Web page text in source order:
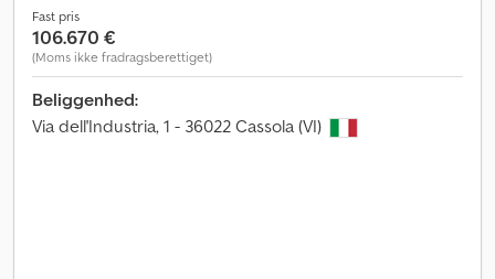
Fast pris
106.670 €
(Moms ikke fradragsberettiget)
Beliggenhed:
Via dell'Industria, 1 - 36022 Cassola (VI)